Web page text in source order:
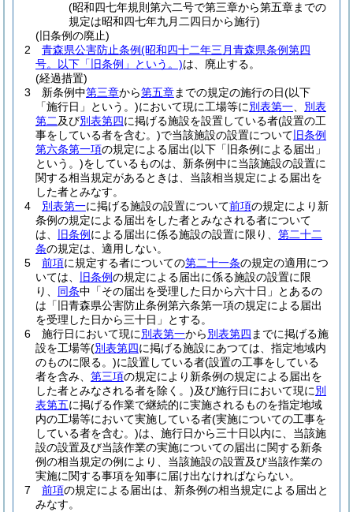
(昭和四七年規則第六二号で第三章から第五章までの
規定は昭和四七年九月二四日から施行)
(旧条例の廃止)
2
青森県公害防止条例(昭和四十二年三月青森県条例第四
号。以下「旧条例」という。)は、廃止する。
(経過措置)
3
新条例中第三章から第五章までの規定の施行の日(以下
「施行日」という。)において現に工場等に別表第一
別表
第二及び別表第四に掲げる施設を設置している者(設置の工
事をしている者を含む。)で当該施設の設置について 旧条例
第六条第一項の規定による届出(以下「旧条例による届出」
という。)をしているものは、新条例中に当該施設の設置に
関する相当規定があるときは、当該相当規定による届出を
した者とみなす。
4
別表第一に掲げる施設の設置について前項の規定により新
条例の規定による届出をした者とみなされる者について
は、
旧条例 による届出に係る施設の設置に限り、 第二十二
条の規定は、適用しない。
5
前項に規定する者についての第二十一条の規定の適用につ
いては、
旧条例の規定による届出に係る施設の設置に限
り、 同条中「その届出を受理した日から六十日」とあるの
は「旧青森県公害防止条例第六条第一項の規定による届出
を受理した日から三十日」とする。
6
施行日において現に別表第一から別表第四 までに掲げる施
設を工場等(別表第四に掲げる施設にあつては、指定地域内
のものに限る。)に設置している者(設置の工事をしている
者を含み、 第三項の規定により新条例の規定による届出を
した者とみなされる者を除く。)及び施行日において現に別
表第五に掲げる作業で継続的に実施されるものを指定地域
内の工場等において実施している者(実施についての工事を
している者を含む。)は、施行日から三十日以内に、当該施
設の設置及び当該作業の実施についての届出に関する新条
例の相当規定の例により、当該施設の設置及び当該作業の
実施に関する事項を知事に届け出なければならない。
7
前項の規定による届出は、新条例の相当規定による届出と
みなす。